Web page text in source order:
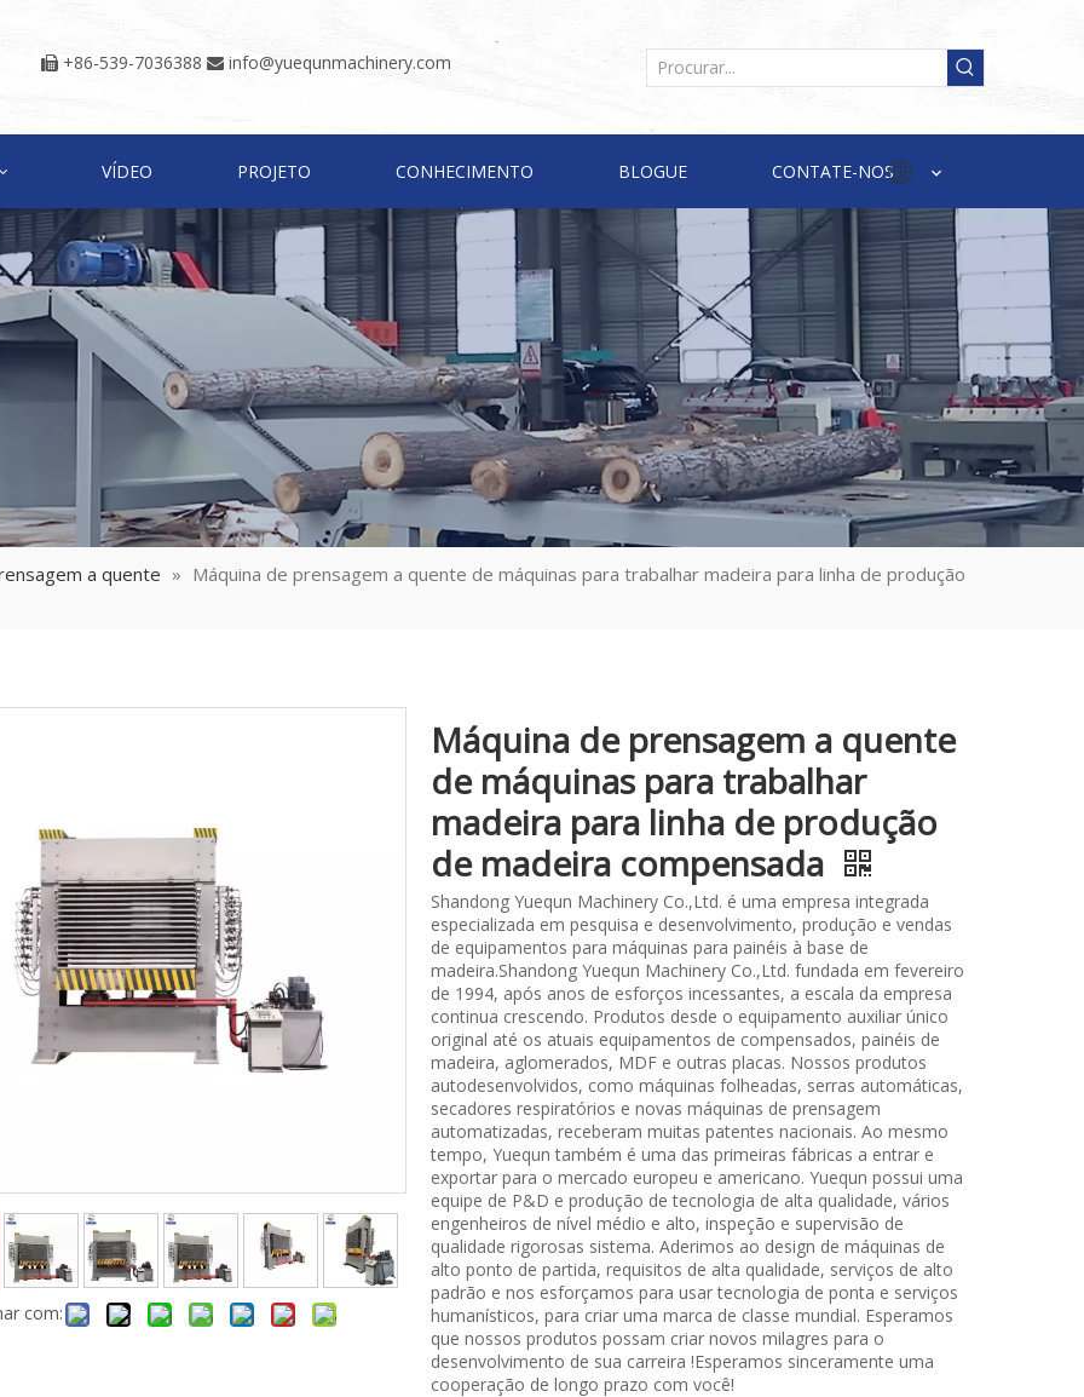
 +86-539-7036388  info@yuequnmachinery.com
VÍDEO PROJETO CONHECIMENTO BLOGUE CONTATE-NOS
a quente » Máquina de prensagem a quente de máquinas para trabalhar madeira para linha de produção
com:
Máquina de prensagem a quente
de máquinas para trabalhar
madeira para linha de produção
de madeira compensada
Shandong Yuequn Machinery Co.,Ltd. é uma empresa integrada
especializada em pesquisa e desenvolvimento, produção e vendas
de equipamentos para máquinas para painéis à base de
madeira.Shandong Yuequn Machinery Co.,Ltd. fundada em fevereiro
de 1994, após anos de esforços incessantes, a escala da empresa
continua crescendo. Produtos desde o equipamento auxiliar único
original até os atuais equipamentos de compensados, painéis de
madeira, aglomerados, MDF e outras placas. Nossos produtos
autodesenvolvidos, como máquinas folheadas, serras automáticas,
secadores respiratórios e novas máquinas de prensagem
automatizadas, receberam muitas patentes nacionais. Ao mesmo
tempo, Yuequn também é uma das primeiras fábricas a entrar e
exportar para o mercado europeu e americano. Yuequn possui uma
equipe de P&D e produção de tecnologia de alta qualidade, vários
engenheiros de nível médio e alto, inspeção e supervisão de
qualidade rigorosas sistema. Aderimos ao design de máquinas de
alto ponto de partida, requisitos de alta qualidade, serviços de alto
padrão e nos esforçamos para usar tecnologia de ponta e serviços
humanísticos, para criar uma marca de classe mundial. Esperamos
que nossos produtos possam criar novos milagres para o
desenvolvimento de sua carreira !Esperamos sinceramente uma
cooperação de longo prazo com você!